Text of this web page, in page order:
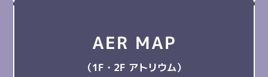
AER MAP
（1F・2F アトリウム）